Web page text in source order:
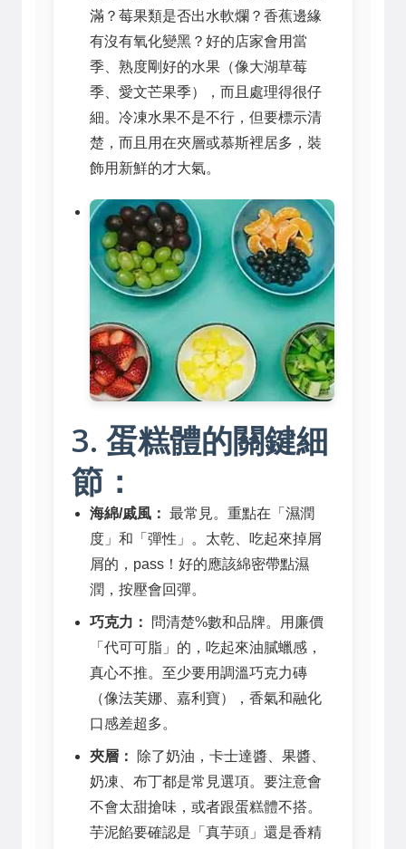
滿？莓果類是否出水軟爛？香蕉邊緣
有沒有氧化變黑？好的店家會用當
季、熟度剛好的水果（像大湖草莓
季、愛文芒果季），而且處理得很仔
細。冷凍水果不是不行，但要標示清
楚，而且用在夾層或慕斯裡居多，裝
飾用新鮮的才大氣。
3. 蛋糕體的關鍵細
節：
海綿/戚風： 最常見。重點在「濕潤
度」和「彈性」。太乾、吃起來掉屑
屑的，pass！好的應該綿密帶點濕
潤，按壓會回彈。
巧克力：
問清楚%數和品牌。用廉價
「代可可脂」的，吃起來油膩蠟感，
真心不推。至少要用調溫巧克力磚
（像法芙娜、嘉利寶），香氣和融化
口感差超多。
夾層：
除了奶油，卡士達醬、果醬、
奶凍、布丁都是常見選項。要注意會
不會太甜搶味，或者跟蛋糕體不搭。
芋泥餡要確認是「真芋頭」還是香精